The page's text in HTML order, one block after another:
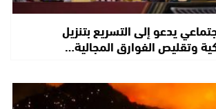
يدعو إلى التسريع بتنزيل
وتقليص الفوارق المجالية…